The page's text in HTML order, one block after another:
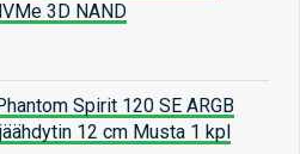
3D NAND
Spirit 120 SE ARGB
12 cm Musta 1 kpl